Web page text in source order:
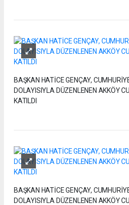
BAŞKAN HATİCE GENÇAY,
DOLAYISIYLA DÜZENLENEN AKKÖY
KATILDI
BAŞKAN HATİCE GENÇAY,
DOLAYISIYLA DÜZENLENEN AKKÖY